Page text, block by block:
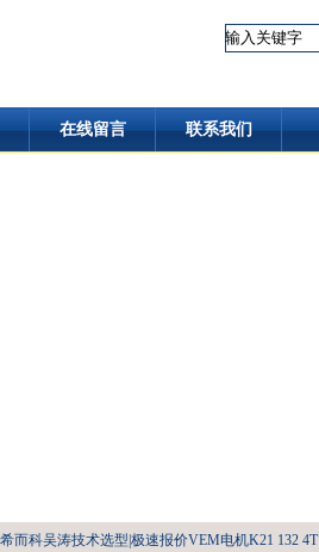
在线留言 联系我们
而科吴涛技术选型|极速报价VEM电机K21 132 4T